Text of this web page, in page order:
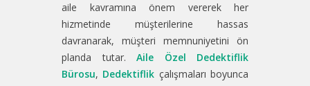
aile kavramına önem vererek her
hizmetinde müşterilerine hassas
davranarak, müşteri memnuniyetini ön
planda tutar. Aile Özel Dedektiflik
Bürosu, Dedektiflik çalışmaları boyunca